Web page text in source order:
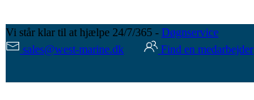
Vi står klar til at hjælpe 24/7/365 - Døgnservice
sales@west-marine.dk
Find en medarbejder